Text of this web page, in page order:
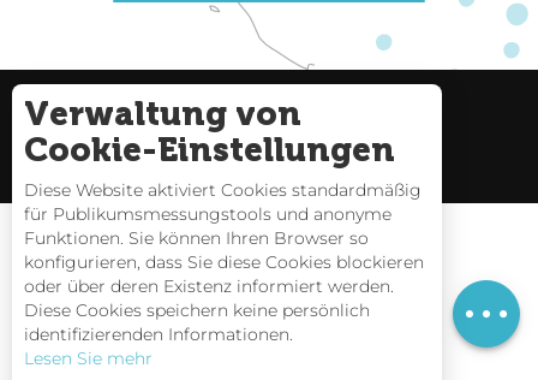
Preise
Nützliche Links
Seitenverzeichnis
Gezeitentafeln
Webcams
Verwaltung von
Cookie-Einstellungen
Diese Website aktiviert Cookies standardmäßig
für Publikumsmessungstools und anonyme
Funktionen. Sie können Ihren Browser so
konfigurieren, dass Sie diese Cookies blockieren
oder über deren Existenz informiert werden.
Diese Cookies speichern keine persönlich
identifizierenden Informationen.
Lesen Sie mehr